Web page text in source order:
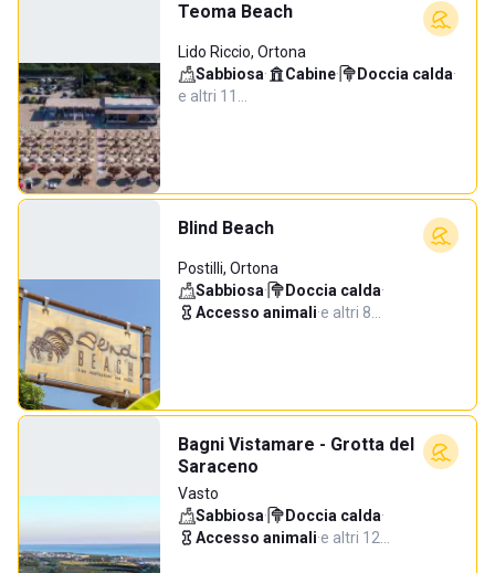
Teoma Beach
Lido Riccio, Ortona
Sabbiosa· Cabine· Doccia calda·
e altri 11…
Blind Beach
Postilli, Ortona
Sabbiosa· Doccia calda·
Accesso animali·e altri 8…
Bagni Vistamare - Grotta del
Saraceno
Vasto
Sabbiosa· Doccia calda·
Accesso animali·e altri 12…